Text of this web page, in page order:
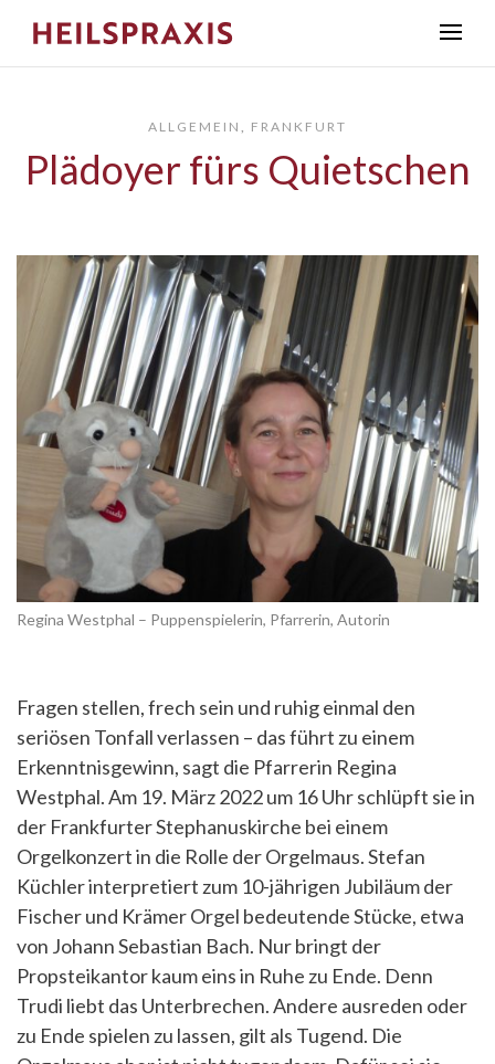
ALLGEMEIN , FRANKFURT
Plädoyer fürs Quietschen
Regina Westphal – Puppenspielerin, Pfarrerin, Autorin
Fragen stellen, frech sein und ruhig einmal den
seriösen Tonfall verlassen – das führt zu einem
Erkenntnisgewinn, sagt die Pfarrerin Regina
Westphal. Am 19. März 2022 um 16 Uhr schlüpft sie in
der Frankfurter Stephanuskirche bei einem
Orgelkonzert in die Rolle der Orgelmaus. Stefan
Küchler interpretiert zum 10-jährigen Jubiläum der
Fischer und Krämer Orgel bedeutende Stücke, etwa
von Johann Sebastian Bach. Nur bringt der
Propsteikantor kaum eins in Ruhe zu Ende. Denn
Trudi liebt das Unterbrechen. Andere ausreden oder
zu Ende spielen zu lassen, gilt als Tugend. Die